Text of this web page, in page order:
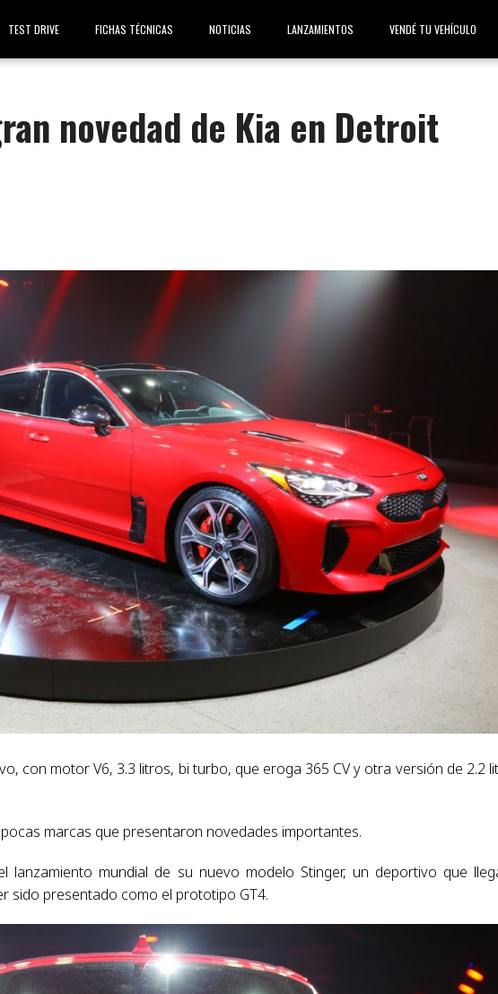
TEST DRIVE FICHAS TÉCNICAS NOTICIAS LANZAMIENTOS VENDÉ TU VEHÍCULO
novedad de Kia en Detroit
con motor V6, 3.3 litros, bi turbo, que eroga 365 CV y otra versión de 2.2
marcas que presentaron novedades importantes.
lanzamiento mundial de su nuevo modelo Stinger, un deportivo que
sido presentado como el prototipo GT4.